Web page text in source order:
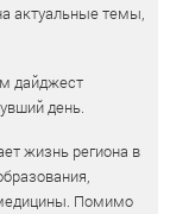
актуальные темы,
дайджест
день.
жизнь региона в
Помимо